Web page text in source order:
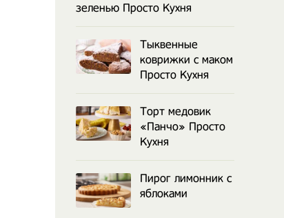
зеленью Просто Кухня
Тыквенные
коврижки с маком
Просто Кухня
Торт медовик
«Панчо» Просто
Кухня
Пирог лимонник с
яблоками